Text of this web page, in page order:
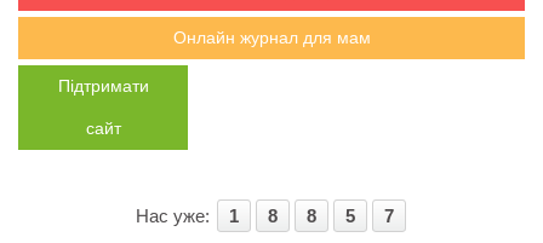
Онлайн журнал для мам
Підтримати
сайт
Нас уже: 1 8 8 5 7